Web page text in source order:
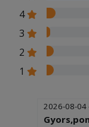
4
3
2
1
2026-08-04